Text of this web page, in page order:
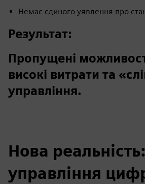
Немає єдиного уявлення про
Результат:
Пропущені
високі витрати та
управління.
Нова реальність:
управління